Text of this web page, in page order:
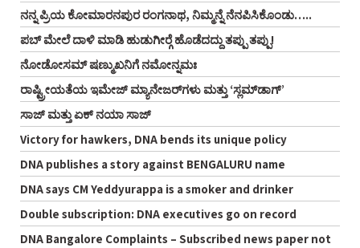
ನನ್ನ ಪ್ರಿಯ ಕೋಮಾರನಪುರ ರಂಗನಾಥ, ನಿಮ್ಮನ್ನೆ ನೆನಪಿಸಿಕೊಂಡು…..
ಪಬ್ ಮೇಲೆ ದಾಳಿ ಮಾಡಿ ಹುಡುಗೀರ್‍ಗೆ ಹೊಡೆದದ್ದು ತಪ್ಪು ತಪ್ಪು!
ನೋಡೋಸಮ್ ಷಣ್ಮುಖನಿಗೆ ನಮೋನ್ನಮಃ
ರಾಷ್ಟ್ರೀಯತೆಯ ಇಮೇಜ್ ಮ್ಯಾನೇಜರ್‌ಗಳು ಮತ್ತು ‘ಸ್ಲಮ್‌ಡಾಗ್’
ಸಾಜ್ ಮತ್ತು ಏಕ್ ನಯಾ ಸಾಜ್
Victory for hawkers, DNA bends its unique policy
DNA publishes a story against BENGALURU name
DNA says CM Yeddyurappa is a smoker and drinker
Double subscription: DNA executives go on record
DNA Bangalore Complaints – Subscribed news paper not